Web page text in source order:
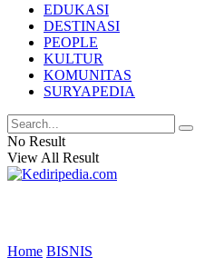
EDUKASI
DESTINASI
PEOPLE
KULTUR
KOMUNITAS
SURYAPEDIA
No Result
View All Result
Home BISNIS